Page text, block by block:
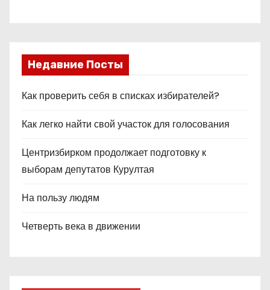
Недавние Посты
Как проверить себя в списках избирателей?
Как легко найти свой участок для голосования
Центризбирком продолжает подготовку к
выборам депутатов Курултая
На пользу людям
Четверть века в движении